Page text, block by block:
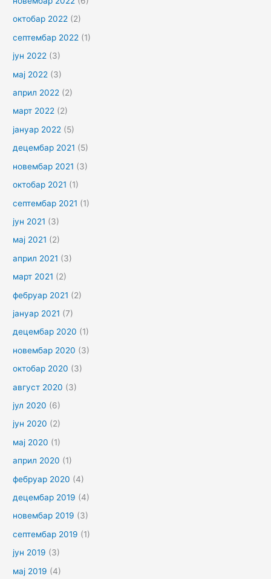
октобар 2022 (2)
септембар 2022 (1)
јун 2022 (3)
мај 2022 (3)
април 2022 (2)
март 2022 (2)
јануар 2022 (5)
децембар 2021 (5)
новембар 2021 (3)
октобар 2021 (1)
септембар 2021 (1)
јун 2021 (3)
мај 2021 (2)
април 2021 (3)
март 2021 (2)
фебруар 2021 (2)
јануар 2021 (7)
децембар 2020 (1)
новембар 2020 (3)
октобар 2020 (3)
август 2020 (3)
јул 2020 (6)
јун 2020 (2)
мај 2020 (1)
април 2020 (1)
фебруар 2020 (4)
децембар 2019 (4)
новембар 2019 (3)
септембар 2019 (1)
јун 2019 (3)
мај 2019 (4)